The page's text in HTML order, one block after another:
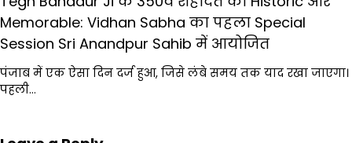
Memorable: Vidhan Sabha का पहला Special
Session Sri Anandpur Sahib में आयोजित
पंजाब में एक ऐसा दिन दर्ज हुआ, जिसे लंबे समय तक याद रखा जाएगा।
पहली…